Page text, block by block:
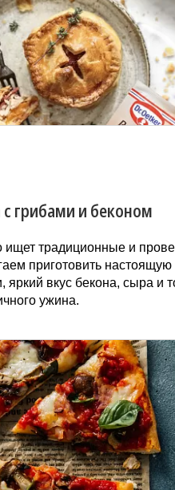
грибами и беконом
ищет традиционные и
приготовить
яркий вкус бекона, сыра и
ужина.